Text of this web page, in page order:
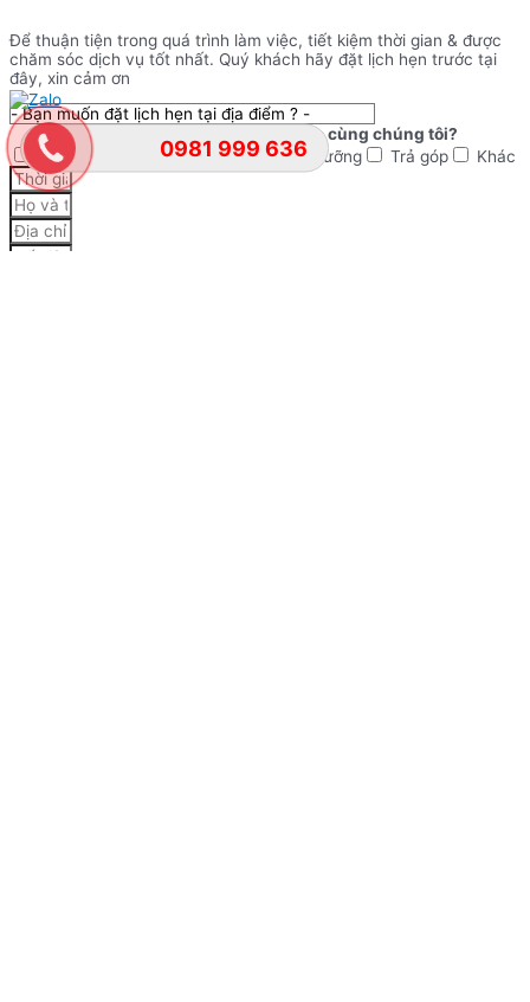
Để thuận tiện trong quá trình làm việc, tiết kiệm thời gian & được
chăm sóc dịch vụ tốt nhất. Quý khách hãy đặt lịch hẹn trước tại
đây, xin cảm ơn
Nội dung mà bạn muốn làm việc cùng chúng tôi?
Tư vấn mua xe
Bảo hiểm Bảo dưỡng Trả góp Khác
0981 999 636